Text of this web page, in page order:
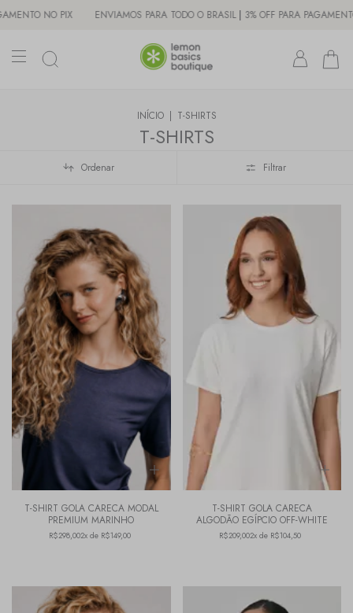
BRASIL | 3% OFF PARA PAGAMENTO NO PIX ENVIAMOS PARA TODO O
INÍCIO | T-SHIRTS
T-SHIRTS
Ordenar Filtrar
T-SHIRT GOLA CARECA MODAL
PREMIUM MARINHO
R$298,002x de R$149,00
T-SHIRT GOLA CARECA
ALGODÃO EGÍPCIO OFF-WHITE
R$209,002x de R$104,50